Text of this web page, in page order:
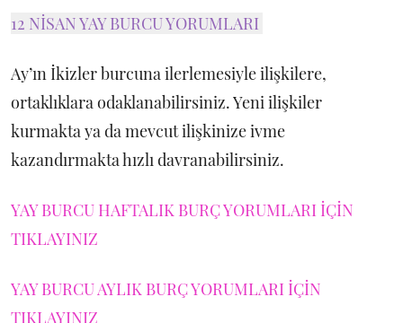
12 NİSAN YAY BURCU YORUMLARI
Ay’ın İkizler burcuna ilerlemesiyle ilişkilere,
ortaklıklara odaklanabilirsiniz. Yeni ilişkiler
kurmakta ya da mevcut ilişkinize ivme
kazandırmakta hızlı davranabilirsiniz.
YAY BURCU HAFTALIK BURÇ YORUMLARI İÇİN
TIKLAYINIZ
YAY BURCU AYLIK BURÇ YORUMLARI İÇİN
TIKLAYINIZ